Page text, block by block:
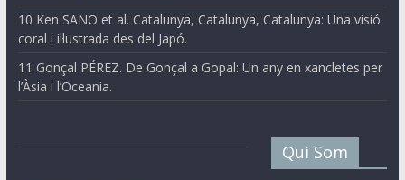
10 Ken SANO et al. Catalunya, Catalunya, Catalunya: Una visió
coral i il·lustrada des del Japó.
11 Gonçal PÉREZ. De Gonçal a Gopal: Un any en xancletes per
l’Àsia i l’Oceania.
Qui Som